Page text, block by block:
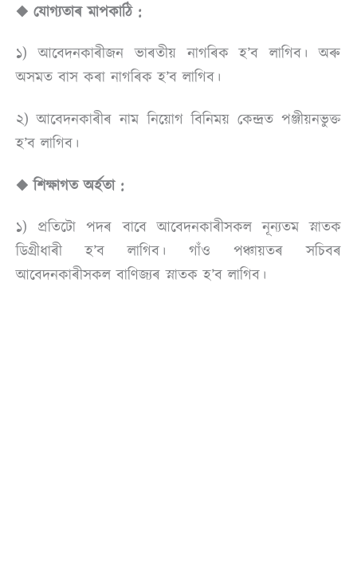
◆ যোগ্যতাৰ মাপকাঠি :
১) আবেদনকাৰীজন ভাৰতীয় নাগৰিক হ’ব লাগিব। অৰু
অসমত বাস কৰা নাগৰিক হ’ব লাগিব।
২) আবেদনকাৰীৰ নাম নিয়োগ বিনিময় কেন্দ্ৰত পঞ্জীয়নভুক্ত
হ’ব লাগিব।
◆ শিক্ষাগত অৰ্হতা :
১) প্ৰতিটো পদৰ বাবে আবেদনকাৰীসকল নূন্যতম স্নাতক
ডিগ্ৰীধাৰী হ’ব লাগিব। গাঁও পঞ্চায়তৰ সচিবৰ
আবেদনকাৰীসকল বাণিজ্যৰ স্নাতক হ’ব লাগিব।